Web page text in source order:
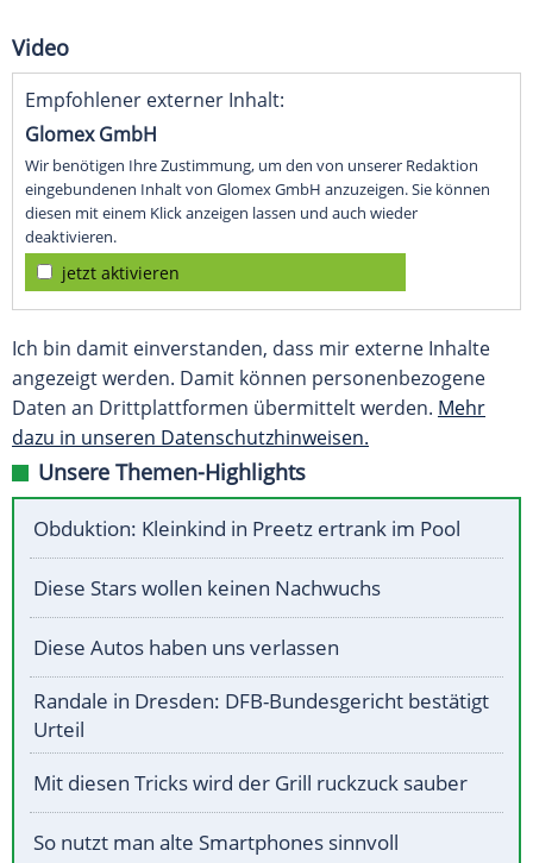
Video
Empfohlener externer Inhalt:
Glomex GmbH
Wir benötigen Ihre Zustimmung, um den von unserer Redaktion
eingebundenen Inhalt von Glomex GmbH anzuzeigen. Sie können
diesen mit einem Klick anzeigen lassen und auch wieder
deaktivieren.
jetzt aktivieren
Ich bin damit einverstanden, dass mir externe Inhalte
angezeigt werden. Damit können personenbezogene
Daten an Drittplattformen übermittelt werden. Mehr
dazu in unseren Datenschutzhinweisen.
Unsere Themen-Highlights
Obduktion: Kleinkind in Preetz ertrank im Pool
Diese Stars wollen keinen Nachwuchs
Diese Autos haben uns verlassen
Randale in Dresden: DFB-Bundesgericht bestätigt
Urteil
Mit diesen Tricks wird der Grill ruckzuck sauber
So nutzt man alte Smartphones sinnvoll